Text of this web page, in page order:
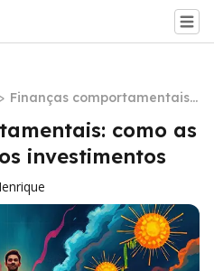
> Finanças comportamentais:
como as emoções afetam os
investimentos
como as
investimentos